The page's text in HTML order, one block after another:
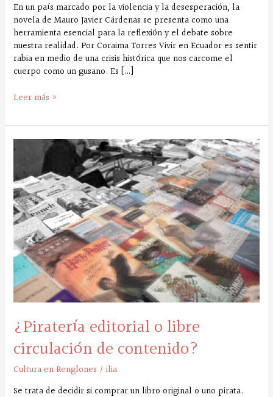
En un país marcado por la violencia y la desesperación, la
novela de Mauro Javier Cárdenas se presenta como una
herramienta esencial para la reflexión y el debate sobre
nuestra realidad. Por Coraima Torres Vivir en Ecuador es sentir
rabia en medio de una crisis histórica que nos carcome el
cuerpo como un gusano. Es […]
Leer más »
¿Piratería editorial o libre
circulación de contenido?
Cultura en Renglones /ilia
Se trata de decidir si comprar un libro original o uno pirata.
¿Piratería
editorial
o
libre
circulación
de
contenido?